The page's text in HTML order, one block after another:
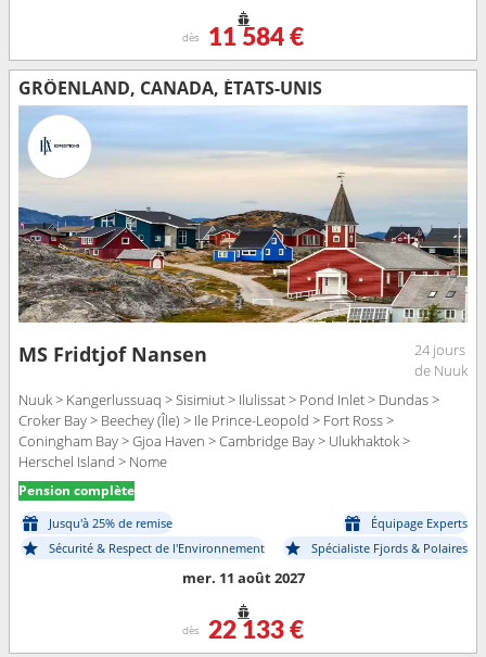
dès 11 584 €
GRÖENLAND, CANADA, ÉTATS-UNIS
MS Fridtjof Nansen
24 jours
de Nuuk
Nuuk > Kangerlussuaq > Sisimiut > Ilulissat > Pond Inlet > Dundas >
Croker Bay > Beechey (Île) > Ile Prince-Leopold > Fort Ross >
Coningham Bay > Gjoa Haven > Cambridge Bay > Ulukhaktok >
Herschel Island > Nome
Pension complète
Jusqu'à 25% de remise
Équipage Experts
Sécurité & Respect de l'Environnement
Spécialiste Fjords & Polaires
mer. 11 août 2027
dès 22 133 €